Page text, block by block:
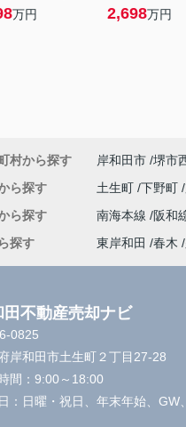
万円 2,698万円
村から探す 岸和田市 堺市
ら探す
土生町 下野町
ら探す
南海本線 阪和
探す
東岸和田 春木
田不動産売却ナビ
0825
岸和田市土生町２丁目27-28
間： 9:00～18:00
： 日曜・祝日、年末年始、GW